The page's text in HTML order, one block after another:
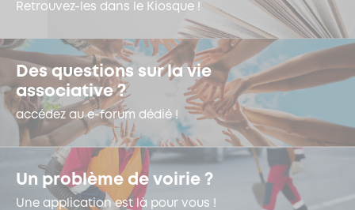
Retrouvez-les dans le Kiosque !
Des questions sur la vie
associative ?
accédez au e-forum dédié !
Un problème de voirie ?
Une application est là pour vous !